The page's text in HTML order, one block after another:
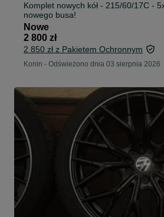
Komplet nowych kół - 215/60/17C -
nowego busa!
Nowe
2 800 zł
2 850 zł z Pakietem Ochronnym
Konin - Odświeżono dnia 03 sierpnia 2026